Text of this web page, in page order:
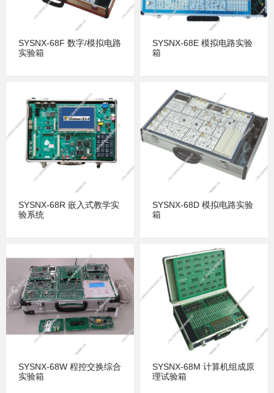
SYSNX-68F 数字/模拟电路
实验箱
SYSNX-68E 模拟电路实验
箱
SYSNX-68R 嵌入式教学实
验系统
SYSNX-68D 模拟电路实验
箱
SYSNX-68W 程控交换综合
实验箱
SYSNX-68M 计算机组成原
理试验箱